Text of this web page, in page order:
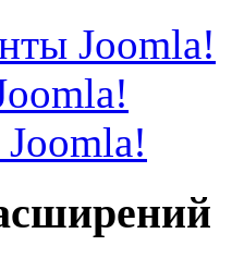
Joomla!